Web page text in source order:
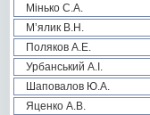
Мінько С.А.
М’ялик В.Н.
Поляков А.Е.
Урбанський А.І.
Шаповалов Ю.А.
Яценко А.В.